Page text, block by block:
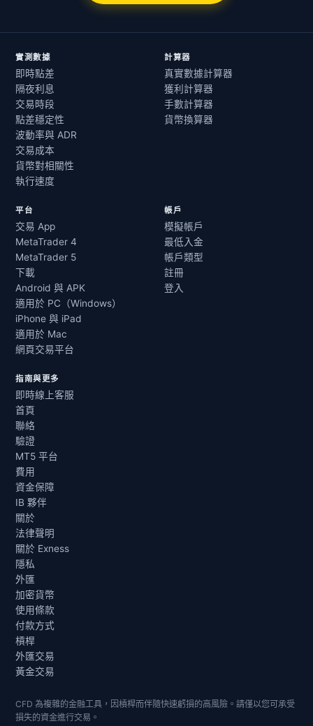
實測數據
即時點差
隔夜利息
交易時段
點差穩定性
波動率與 ADR
交易成本
貨幣對相關性
執行速度
計算器
真實數據計算器
獲利計算器
手數計算器
貨幣換算器
平台
交易 App
MetaTrader 4
MetaTrader 5
下載
Android 與 APK
適用於 PC（Windows）
iPhone 與 iPad
適用於 Mac
網頁交易平台
帳戶
模擬帳戶
最低入金
帳戶類型
註冊
登入
指南與更多
即時線上客服
首頁
聯絡
驗證
MT5 平台
費用
資金保障
IB 夥伴
關於
法律聲明
關於 Exness
隱私
外匯
加密貨幣
使用條款
付款方式
槓桿
外匯交易
黃金交易
CFD 為複雜的金融工具，因槓桿而伴隨快速虧損的高風險。請僅以您可承受
損失的資金進行交易。